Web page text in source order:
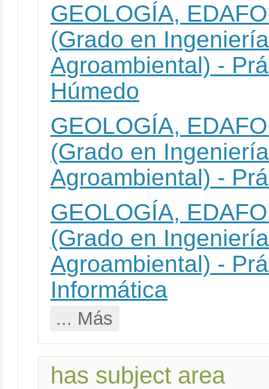
GEOLOGÍA,
(Grado en
Agroambiental) -
Húmedo
GEOLOGÍA,
(Grado en
Agroambiental) -
GEOLOGÍA,
(Grado en
Agroambiental) -
Informática
... Más
has subject area